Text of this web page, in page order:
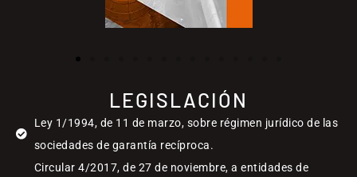
LEGISLACIÓN
Ley 1/1994, de 11 de marzo, sobre régimen jurídico de las
sociedades de garantía recíproca.
Circular 4/2017, de 27 de noviembre, a entidades de